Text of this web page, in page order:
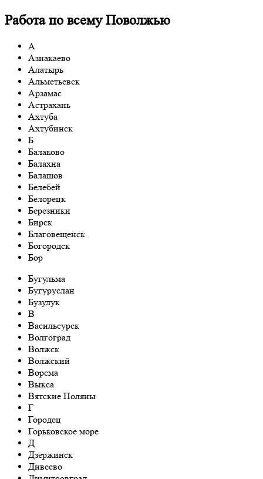
Работа по всему Поволжью
А
Азнакаево
Алатырь
Альметьевск
Арзамас
Астрахань
Ахтуба
Ахтубинск
Б
Балаково
Балахна
Балашов
Белебей
Белорецк
Березники
Бирск
Благовещенск
Богородск
Бор
Бугульма
Бугуруслан
Бузулук
В
Васильсурск
Волгоград
Волжск
Волжский
Ворсма
Выкса
Вятские Поляны
Г
Городец
Горьковское море
Д
Дзержинск
Дивеево